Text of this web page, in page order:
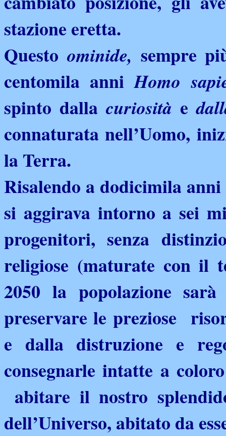
stazione eretta.
Questo ominide, sempre
centomila anniHomo
spinto dallacuriosità e
connaturata nell’Uomo,
la Terra.
Risalendo a dodicimila
si aggirava intorno a sei
progenitori, senza
religiose (maturate con il
2050 la popolazione
preservare le preziose
e dalla distruzione e
consegnarle intatte a
abitare il nostro
dell’Universo, abitato da